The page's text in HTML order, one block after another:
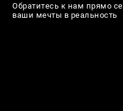
Обратитесь к нам прямо
ваши мечты в реальность